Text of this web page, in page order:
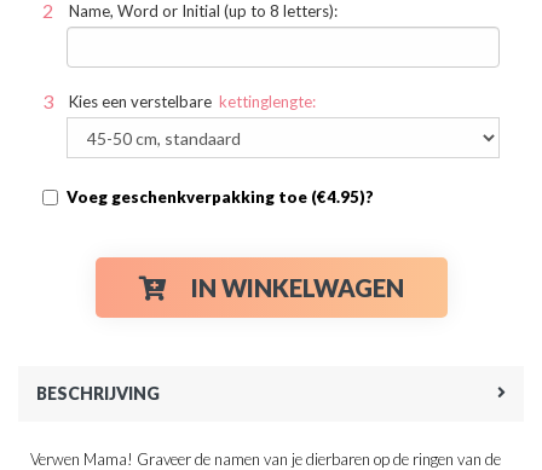
Name, Word or Initial (up to 8 letters):
Kies een verstelbare kettinglengte:
Voeg geschenkverpakking toe (€4.95)?
IN WINKELWAGEN
BESCHRIJVING
Verwen Mama! Graveer de namen van je dierbaren op de ringen van de